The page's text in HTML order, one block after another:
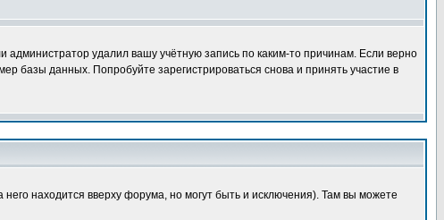
удалил вашу учётную запись по каким-то причинам. Если верно
базы данных. Попробуйте зарегистрироваться снова и принять участие в
него находится вверху форума, но могут быть и исключения). Там вы можете